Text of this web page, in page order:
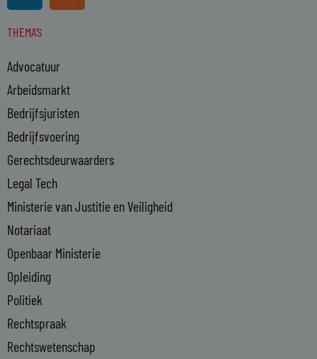
n
k
d
i
n
-
i
n
s
THEMA'S
Advocatuur
Arbeidsmarkt
Bedrijfsjuristen
Bedrijfsvoering
Gerechtsdeurwaarders
Legal Tech
Ministerie van Justitie en Veiligheid
Notariaat
Openbaar Ministerie
Opleiding
Politiek
Rechtspraak
Rechtswetenschap